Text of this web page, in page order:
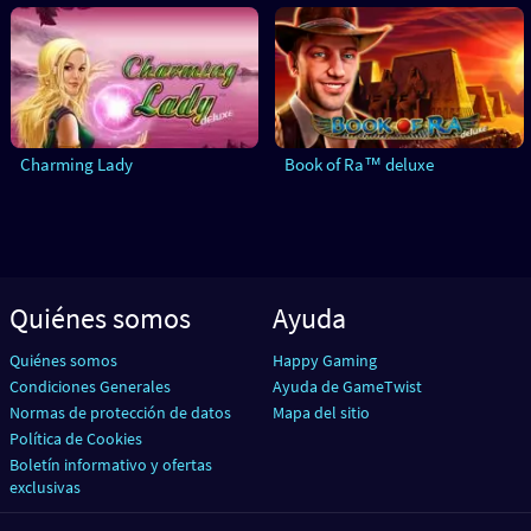
Charming Lady Book of Ra™ deluxe
Quiénes somos
Quiénes somos
Condiciones Generales
Normas de protección de datos
Política de Cookies
Boletín informativo y ofertas
exclusivas
Ayuda
Happy Gaming
Ayuda de GameTwist
Mapa del sitio